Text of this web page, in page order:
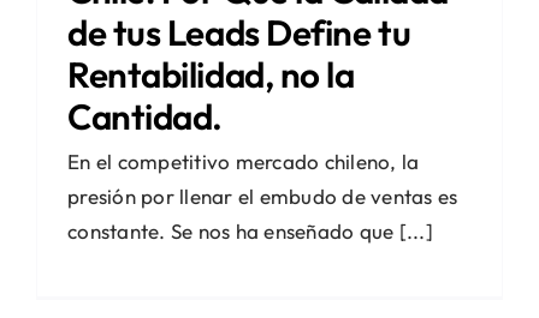
de tus Leads Define tu
Rentabilidad, no la
Cantidad.
En el competitivo mercado chileno, la
presión por llenar el embudo de ventas es
constante. Se nos ha enseñado que [...]